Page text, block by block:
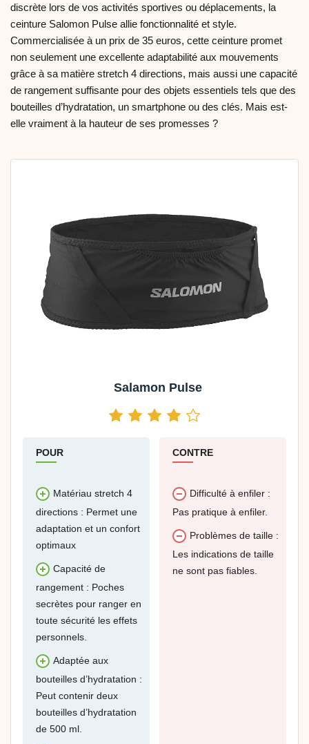
discrète lors de vos activités sportives ou déplacements, la
ceinture Salomon Pulse allie fonctionnalité et style.
Commercialisée à un prix de 35 euros, cette ceinture promet
non seulement une excellente adaptabilité aux mouvements
grâce à sa matière stretch 4 directions, mais aussi une capacité
de rangement suffisante pour des objets essentiels tels que des
bouteilles d’hydratation, un smartphone ou des clés. Mais est-
elle vraiment à la hauteur de ses promesses ?
Salamon Pulse
POUR
Matériau stretch 4
directions : Permet une
adaptation et un confort
optimaux
Capacité de
rangement : Poches
secrètes pour ranger en
toute sécurité les effets
personnels.
Adaptée aux
bouteilles d’hydratation :
Peut contenir deux
bouteilles d’hydratation
de 500 ml.
CONTRE
Difficulté à enfiler :
Pas pratique à enfiler.
Problèmes de taille :
Les indications de taille
ne sont pas fiables.